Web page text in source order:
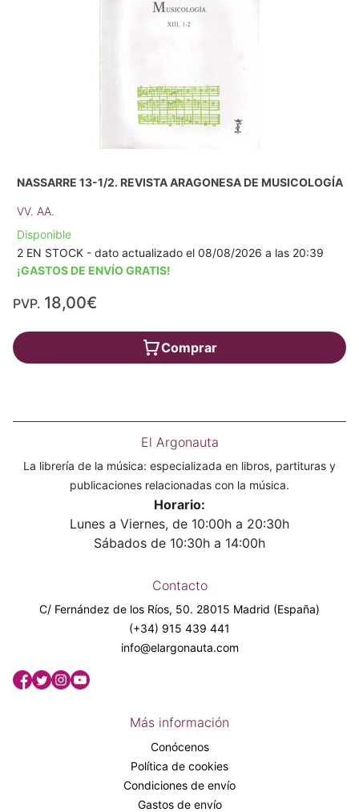
NASSARRE 13-1/2. REVISTA ARAGONESA DE MUSICOLOGÍA
VV. AA.
Disponible
2 EN STOCK - dato actualizado el 08/08/2026 a las 20:39
¡GASTOS DE ENVÍO GRATIS!
PVP. 18,00€
Comprar
El Argonauta
La librería de la música: especializada en libros, partituras y
publicaciones relacionadas con la música.
Horario:
Lunes a Viernes, de 10:00h a 20:30h
Sábados de 10:30h a 14:00h
Contacto
C/ Fernández de los Ríos, 50. 28015 Madrid (España)
(+34) 915 439 441
info@elargonauta.com
Más información
Conócenos
Política de cookies
Condiciones de envío
Gastos de envío